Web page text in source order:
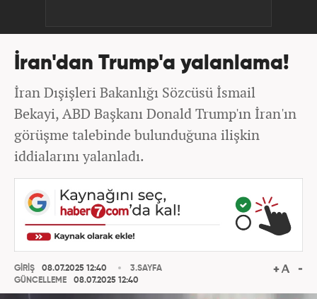
İran'dan Trump'a yalanlama!
İran Dışişleri Bakanlığı Sözcüsü İsmail
Bekayi, ABD Başkanı Donald Trump'ın İran'ın
görüşme talebinde bulunduğuna ilişkin
iddialarını yalanladı.
GİRİŞ
08.07.2025 12:40
GÜNCELLEME
08.07.2025 12:40
3.SAYFA